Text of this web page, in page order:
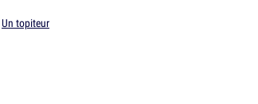
Un topiteur